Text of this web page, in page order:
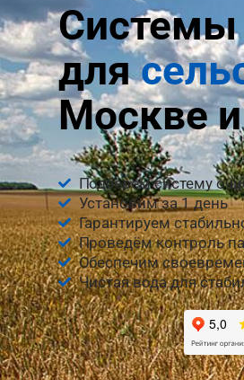
Системы
для
Москве
Подберём систему
Установим за 1 день
Гарантируем
Проведём контроль
Обеспечим
Чистая вода для